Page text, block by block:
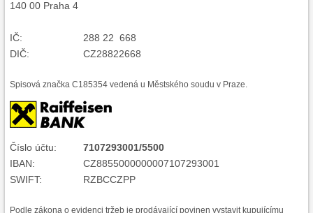
140 00 Praha 4
IČ:
288 22 668
DIČ:
CZ28822668
Spisová značka C185354 vedená u Městského soudu v Praze.
Číslo účtu:
7107293001/5500
IBAN:
CZ8855000000007107293001
SWIFT:
RZBCCZPP
Podle zákona o evidenci tržeb je prodávající povinen vystavit kupujícímu